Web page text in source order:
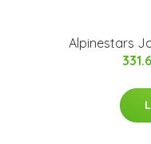
Alpinestars